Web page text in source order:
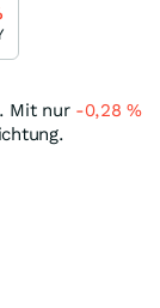
. Mit nur -0,28%